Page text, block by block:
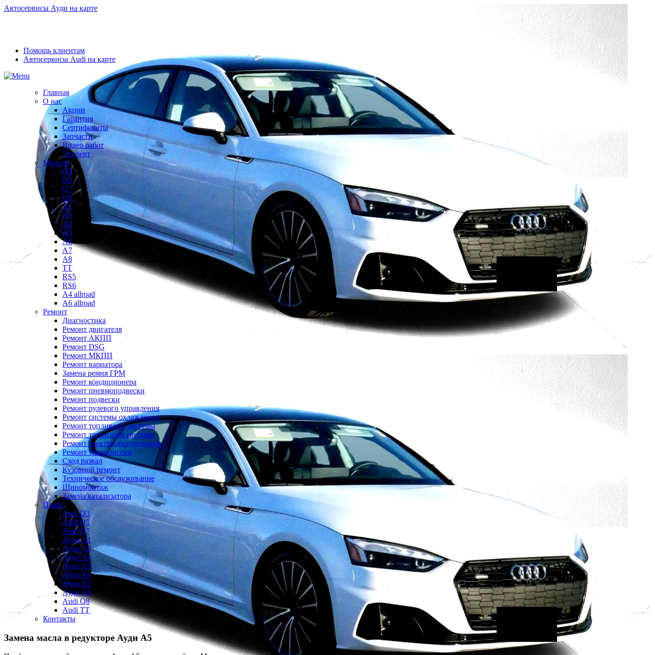
Автосервисы Ауди на карте
Помощь клиентам
Автосервисы Audi на карте
Главная
О нас
Акции
Гарантия
Сертификаты
Запчасти
Видео работ
Эксперт
Модели
Q3
Q5
Q7
Q8
A1
A3
A4
A5
A6
A7
A8
TT
RS5
RS6
A4 allroad
A6 allroad
Ремонт
Диагностика
Ремонт двигателя
Ремонт АКПП
Ремонт DSG
Ремонт МКПП
Ремонт вариатора
Замена ремня ГРМ
Ремонт кондиционера
Ремонт пневмоподвески
Ремонт подвески
Ремонт рулевого управления
Ремонт системы охлаждения
Ремонт топливной системы
Ремонт тормозной системы
Ремонт электрооборудования
Ремонт трансмиссии
Сход развал
Кузовной ремонт
Техническое обслуживание
Шиномонтаж
Замена катализатора
Прайс
Audi Q3
Audi Q5
Audi Q7
Ауди А1
Ауди А3
Ауди А4
Ауди A5
Ауди А6
Ауди А7
Ауди A8
Audi Q8
Audi TT
Контакты
Замена масла в редукторе Ауди А5